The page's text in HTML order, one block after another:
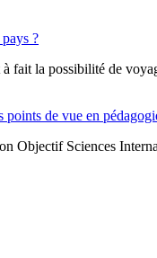
?
fait la possibilité de
points de vue en
Objectif Sciences